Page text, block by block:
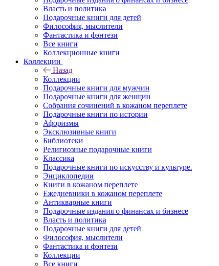
Власть и политика
Подарочные книги для детей
Философия, мыслители
Фантастика и фэнтези
Все книги
Коллекционные книги
Коллекции
Назад
Коллекции
Подарочные книги для мужчин
Подарочные книги для женщин
Собрания сочинений в кожаном переплете
Подарочные книги по истории
Афоризмы
Эксклюзивные книги
Библиотеки
Религиозные подарочные книги
Классика
Подарочные книги по искусству и культуре.
Энциклопедии
Книги в кожаном переплете
Ежедневники в кожаном переплете
Антикварные книги
Подарочные издания о финансах и бизнесе
Власть и политика
Подарочные книги для детей
Философия, мыслители
Фантастика и фэнтези
Коллекции
Все книги